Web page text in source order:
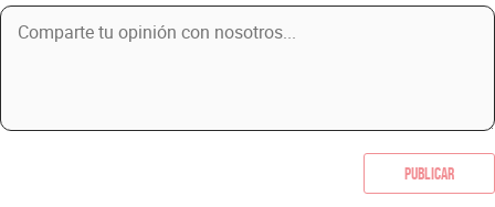
Publicar